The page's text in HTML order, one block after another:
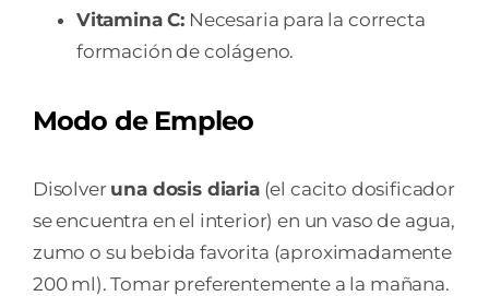
Vitamina C: Necesaria para la correcta
formación de colágeno.
Modo de Empleo
Disolver una dosis diaria(el cacito dosificador
se encuentra en el interior) en un vaso de agua,
zumo o su bebida favorita (aproximadamente
200 ml). Tomar preferentemente a la mañana.